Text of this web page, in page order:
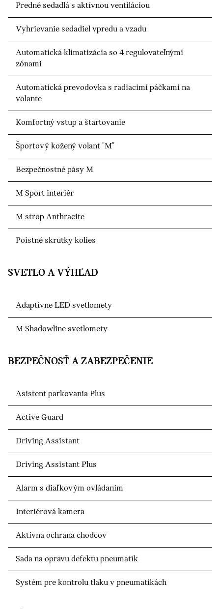
Predné sedadlá s aktívnou ventiláciou
Vyhrievanie sedadiel vpredu a vzadu
Automatická klimatizácia so 4 regulovateľnými
zónami
Automatická prevodovka s radiacimi páčkami na
volante
Komfortný vstup a štartovanie
Športový kožený volant "M"
Bezpečnostné pásy M
M Sport interiér
M strop Anthracite
Poistné skrutky kolies
SVETLO A VÝHĽAD
Adaptívne LED svetlomety
M Shadowline svetlomety
BEZPEČNOSŤ A ZABEZPEČENIE
Asistent parkovania Plus
Active Guard
Driving Assistant
Driving Assistant Plus
Alarm s diaľkovým ovládaním
Interiérová kamera
Aktívna ochrana chodcov
Sada na opravu defektu pneumatík
Systém pre kontrolu tlaku v pneumatikách